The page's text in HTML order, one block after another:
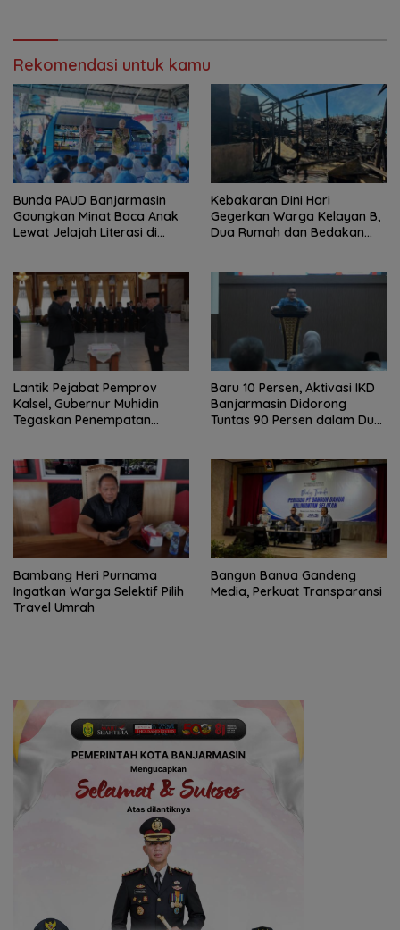
Rekomendasi untuk kamu
Bunda PAUD Banjarmasin
Gaungkan Minat Baca Anak
Lewat Jelajah Literasi di
Kebakaran Dini Hari
Gegerkan Warga Kelayan B,
Dua Rumah dan Bedakan
Lantik Pejabat Pemprov
Kalsel, Gubernur Muhidin
Tegaskan Penempatan
Baru 10 Persen, Aktivasi IKD
Banjarmasin Didorong
Tuntas 90 Persen dalam Dua
Bambang Heri Purnama
Ingatkan Warga Selektif Pilih
Travel Umrah
Bangun Banua Gandeng
Media, Perkuat Transparansi